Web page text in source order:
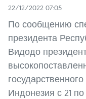
22/12/2022 07:05
По сообщению
президента
Видодо
Индонезия с 21